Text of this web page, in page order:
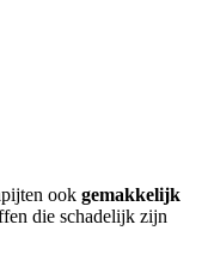
ook gemakkelijk
die schadelijk zijn